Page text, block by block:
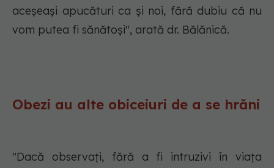
aceșeași apucături ca și noi, fără dubiu că nu
vom putea fi sănătoși", arată dr. Bălănică.
Obezi au alte obiceiuri de a se hrăni
"Dacă observați, fără a fi intruzivi în viața